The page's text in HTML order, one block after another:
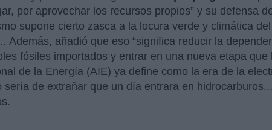
por aprovechar los recursos propios” y su defensa
supone cierto zasca a la locura verde y climática
Además, añadió que eso “significa reducir la
fósiles importados y entrar en una nueva etapa que
de la Energía (AIE) ya define como la era de la
sería de extrañar que un día entrara en